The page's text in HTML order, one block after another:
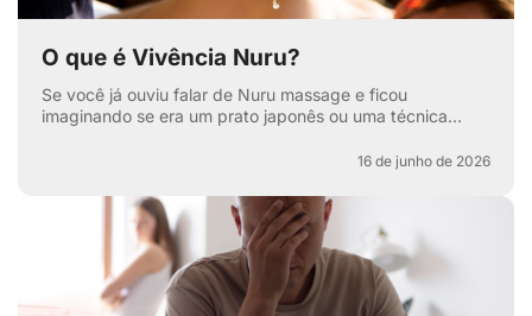
O que é Vivência Nuru?
Se você já ouviu falar de Nuru massage e ficou
imaginando se era um prato japonês ou uma técnica
16 de junho de 2026